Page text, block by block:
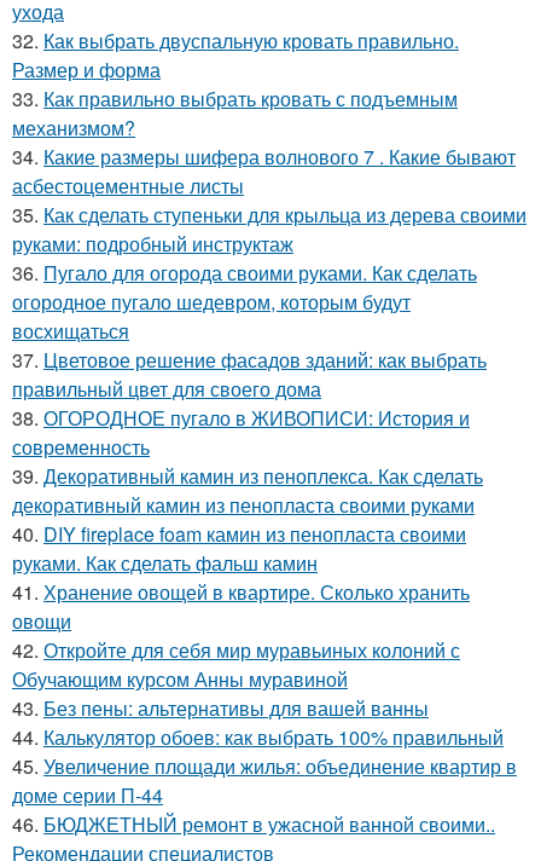
ухода
32. Как выбрать двуспальную кровать правильно.
Размер и форма
33. Как правильно выбрать кровать с подъемным
механизмом?
34. Какие размеры шифера волнового 7 . Какие бывают
асбестоцементные листы
35. Как сделать ступеньки для крыльца из дерева своими
руками: подробный инструктаж
36. Пугало для огорода своими руками. Как сделать
огородное пугало шедевром, которым будут
восхищаться
37. Цветовое решение фасадов зданий: как выбрать
правильный цвет для своего дома
38. ОГОРОДНОЕ пугало в ЖИВОПИСИ: История и
современность
39. Декоративный камин из пеноплекса. Как сделать
декоративный камин из пенопласта своими руками
40. DIY fireplace foam камин из пенопласта своими
руками. Как сделать фальш камин
41. Хранение овощей в квартире. Сколько хранить
овощи
42. Откройте для себя мир муравьиных колоний с
Обучающим курсом Анны муравиной
43. Без пены: альтернативы для вашей ванны
44. Калькулятор обоев: как выбрать 100% правильный
45. Увеличение площади жилья: объединение квартир в
доме серии П-44
46. БЮДЖЕТНЫЙ ремонт в ужасной ванной своими..
Рекомендации специалистов